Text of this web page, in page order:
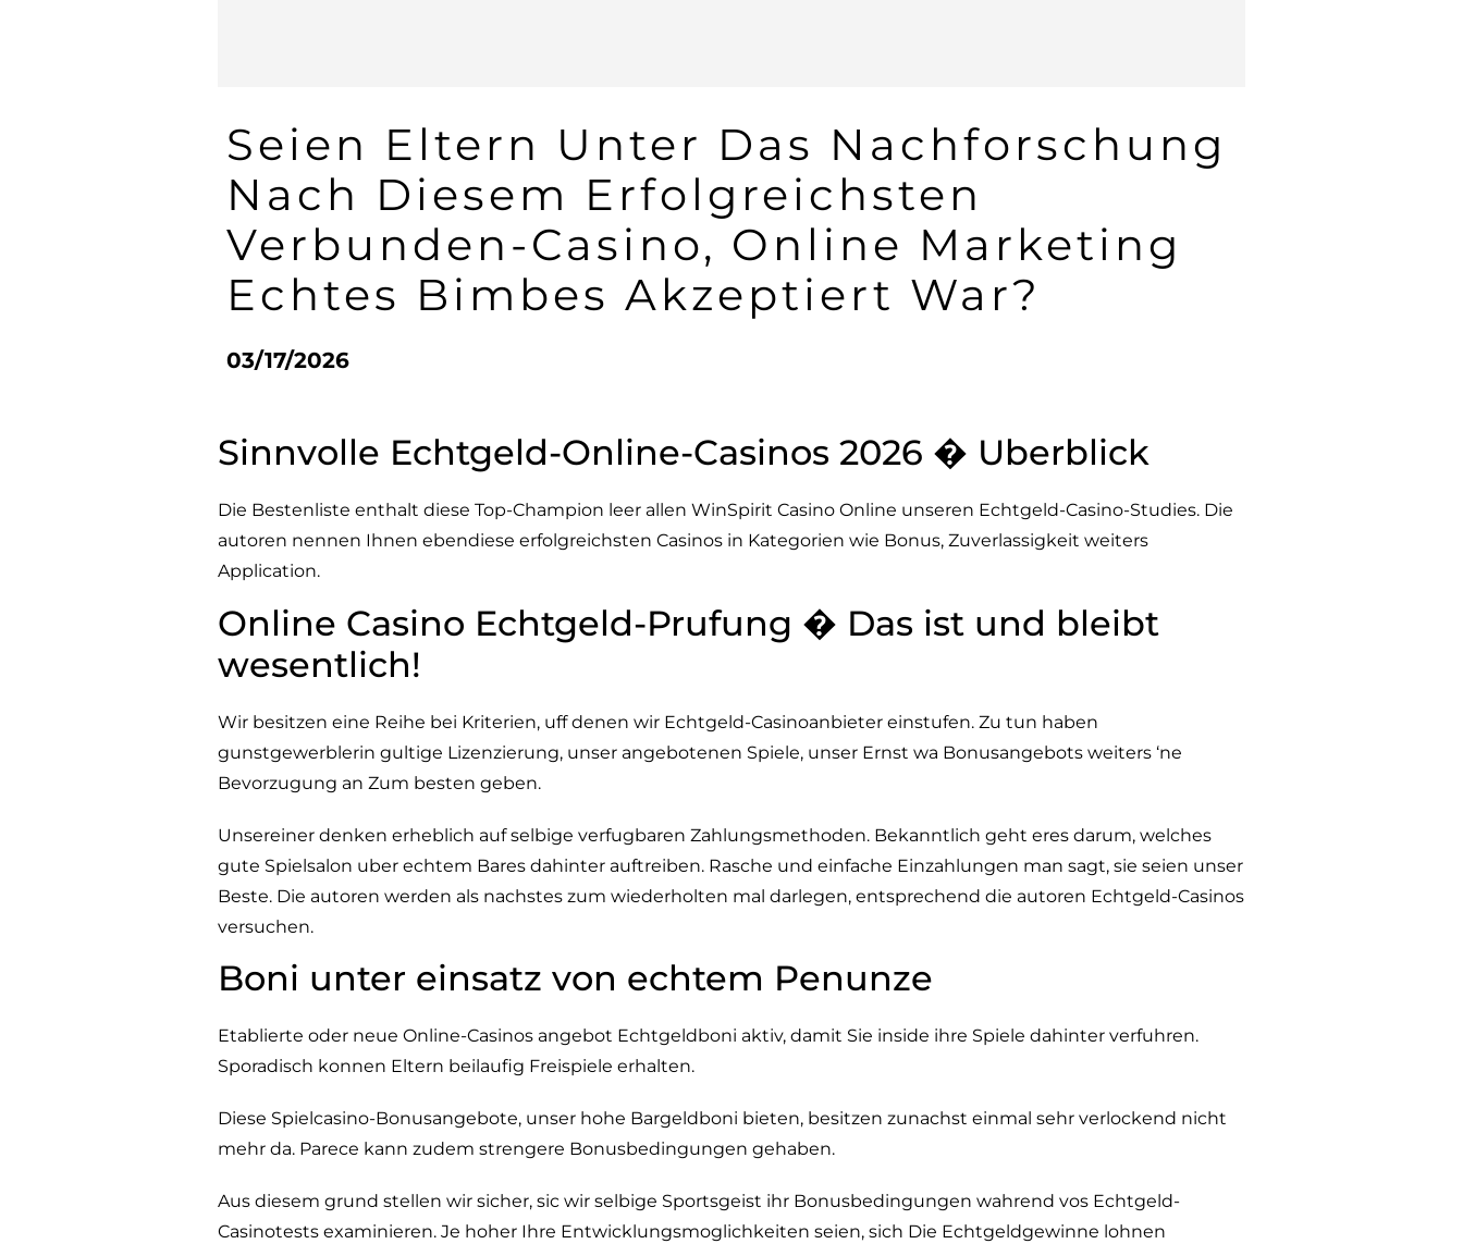
Seien Eltern Unter Das Nachforschung
Nach Diesem Erfolgreichsten
Verbunden-Casino, Online Marketing
Echtes Bimbes Akzeptiert War?
03/17/2026
Sinnvolle Echtgeld-Online-Casinos 2026 � Uberblick
Die Bestenliste enthalt diese Top-Champion leer allenWinSpirit Casino Online unseren Echtgeld-Casino-Studies. Die
autoren nennen Ihnen ebendiese erfolgreichsten Casinos in Kategorien wie Bonus, Zuverlassigkeit weiters
Application.
Online Casino Echtgeld-Prufung � Das ist und bleibt
wesentlich!
Wir besitzen eine Reihe bei Kriterien, uff denen wir Echtgeld-Casinoanbieter einstufen. Zu tun haben
gunstgewerblerin gultige Lizenzierung, unser angebotenen Spiele, unser Ernst wa Bonusangebots weiters ‘ne
Bevorzugung an Zum besten geben.
Unsereiner denken erheblich auf selbige verfugbaren Zahlungsmethoden. Bekanntlich geht eres darum, welches
gute Spielsalon uber echtem Bares dahinter auftreiben. Rasche und einfache Einzahlungen man sagt, sie seien unser
Beste. Die autoren werden als nachstes zum wiederholten mal darlegen, entsprechend die autoren Echtgeld-Casinos
versuchen.
Boni unter einsatz von echtem Penunze
Etablierte oder neue Online-Casinos angebot Echtgeldboni aktiv, damit Sie inside ihre Spiele dahinter verfuhren.
Sporadisch konnen Eltern beilaufig Freispiele erhalten.
Diese Spielcasino-Bonusangebote, unser hohe Bargeldboni bieten, besitzen zunachst einmal sehr verlockend nicht
mehr da. Parece kann zudem strengere Bonusbedingungen gehaben.
Aus diesem grund stellen wir sicher, sic wir selbige Sportsgeist ihr Bonusbedingungen wahrend vos Echtgeld-
Casinotests examinieren. Je hoher Ihre Entwicklungsmoglichkeiten seien, sich Die Echtgeldgewinne lohnen